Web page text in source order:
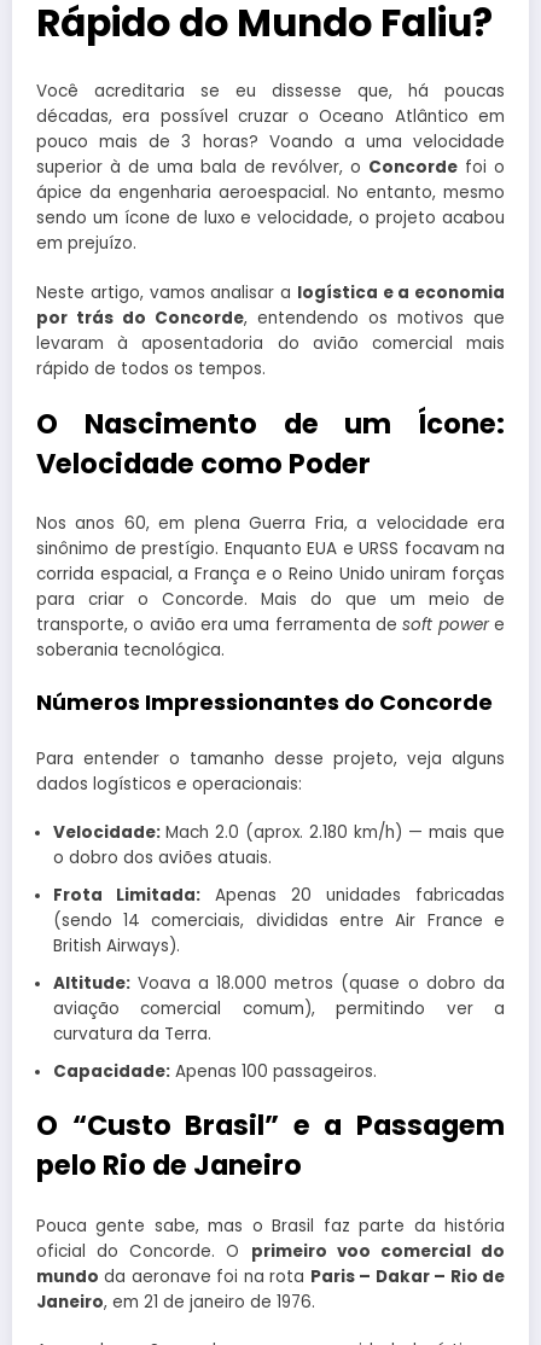
Rápido do Mundo Faliu?
Você acreditaria se eu dissesse que, há poucas
décadas, era possível cruzar o Oceano Atlântico em
pouco mais de 3 horas? Voando a uma velocidade
superior à de uma bala de revólver, o Concorde foi o
ápice da engenharia aeroespacial. No entanto, mesmo
sendo um ícone de luxo e velocidade, o projeto acabou
em prejuízo.
Neste artigo, vamos analisar a logística e a economia
por trás do Concorde, entendendo os motivos que
levaram à aposentadoria do avião comercial mais
rápido de todos os tempos.
O Nascimento de um Ícone:
Velocidade como Poder
Nos anos 60, em plena Guerra Fria, a velocidade era
sinônimo de prestígio. Enquanto EUA e URSS focavam na
corrida espacial, a França e o Reino Unido uniram forças
para criar o Concorde. Mais do que um meio de
transporte, o avião era uma ferramenta desoft powere
soberania tecnológica.
Números Impressionantes do Concorde
Para entender o tamanho desse projeto, veja alguns
dados logísticos e operacionais:
Velocidade:Mach 2.0 (aprox. 2.180 km/h) — mais que
o dobro dos aviões atuais.
Frota Limitada:Apenas 20 unidades fabricadas
(sendo 14 comerciais, divididas entre Air France e
British Airways).
Altitude:Voava a 18.000 metros (quase o dobro da
aviação comercial comum), permitindo ver a
curvatura da Terra.
Capacidade:Apenas 100 passageiros.
O “Custo Brasil” e a Passagem
pelo Rio de Janeiro
Pouca gente sabe, mas o Brasil faz parte da história
oficial do Concorde. O primeiro voo comercial do
mundo da aeronave foi na rota Paris – Dakar – Rio de
Janeiro, em 21 de janeiro de 1976.